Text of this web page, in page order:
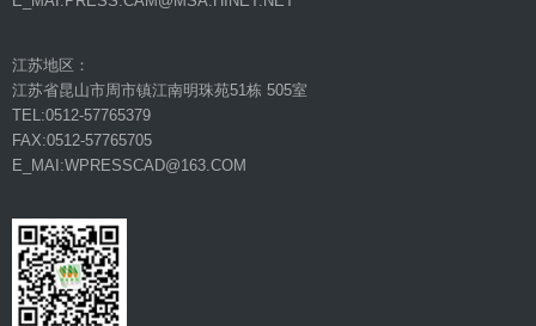
江苏地区：
江苏省昆山市周市镇江南明珠苑51栋 505室
TEL:0512-57765379
FAX:0512-57765705
E_MAI:WPRESSCAD@163.COM